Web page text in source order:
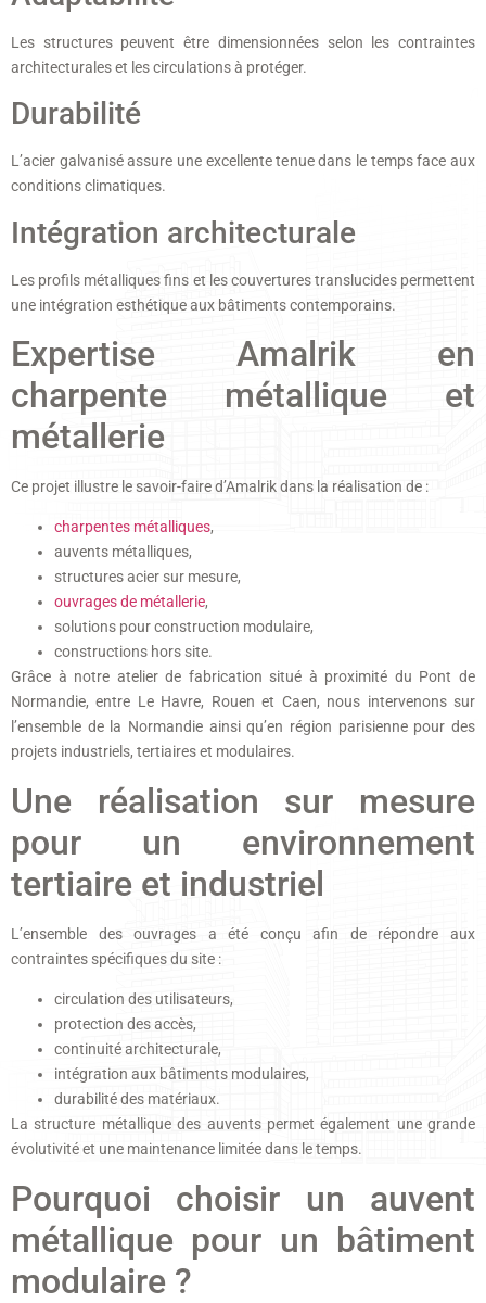
Les structures peuvent être dimensionnées selon les contraintes
architecturales et les circulations à protéger.
Durabilité
L’acier galvanisé assure une excellente tenue dans le temps face aux
conditions climatiques.
Intégration architecturale
Les profils métalliques fins et les couvertures translucides permettent
une intégration esthétique aux bâtiments contemporains.
Expertise Amalrik en
charpente métallique et
métallerie
Ce projet illustre le savoir-faire d’Amalrik dans la réalisation de :
charpentes métalliques,
auvents métalliques,
structures acier sur mesure,
ouvrages de métallerie,
solutions pour construction modulaire,
constructions hors site.
Grâce à notre atelier de fabrication situé à proximité du Pont de
Normandie, entre Le Havre, Rouen et Caen, nous intervenons sur
l’ensemble de la Normandie ainsi qu’en région parisienne pour des
projets industriels, tertiaires et modulaires.
Une réalisation sur mesure
pour un environnement
tertiaire et industriel
L’ensemble des ouvrages a été conçu afin de répondre aux
contraintes spécifiques du site :
circulation des utilisateurs,
protection des accès,
continuité architecturale,
intégration aux bâtiments modulaires,
durabilité des matériaux.
La structure métallique des auvents permet également une grande
évolutivité et une maintenance limitée dans le temps.
Pourquoi choisir un auvent
métallique pour un bâtiment
modulaire ?